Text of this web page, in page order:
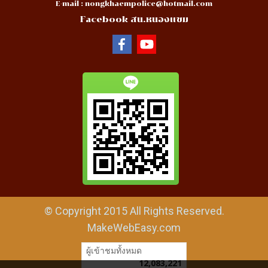
E-mail : nongkhaempolice@hotmail.com
Facebook สน.หนองแขม
© Copyright 2015 All Rights Reserved.
MakeWebEasy.com
ผู้เข้าชมทั้งหมด
12,083,221